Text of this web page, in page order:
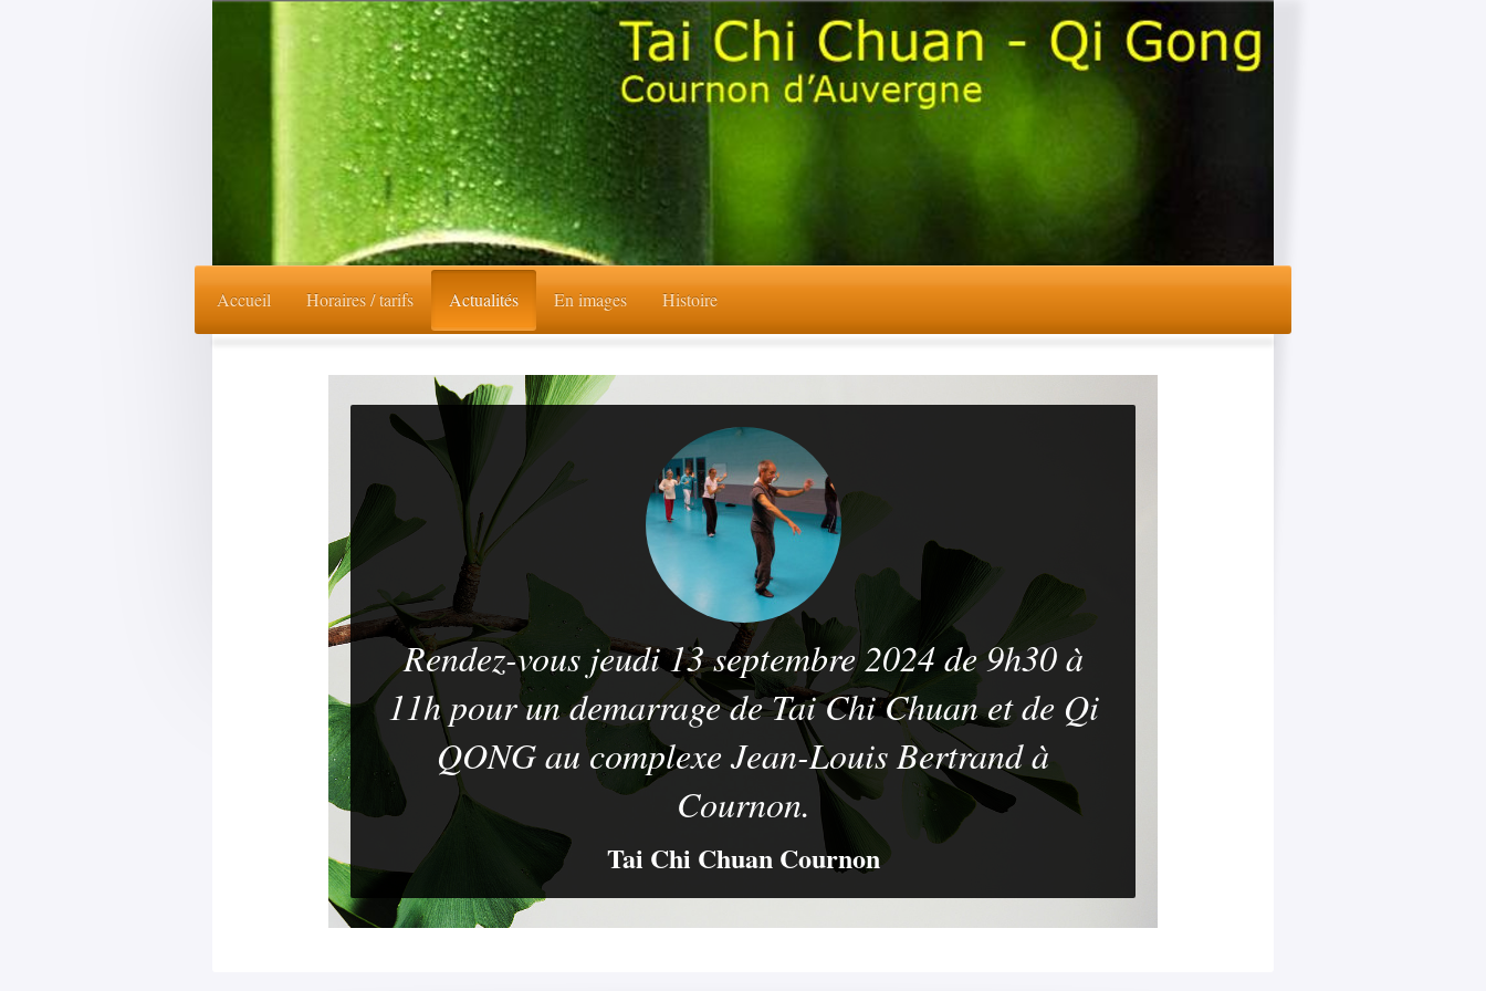
Accueil Horaires / tarifs Actualités En images Histoire
Rendez-vous jeudi 13 septembre 2024 de 9h30 à
11h pour un demarrage de Tai Chi Chuan et de Qi
QONG au complexe Jean-Louis Bertrand à
Cournon.
Tai Chi Chuan Cournon